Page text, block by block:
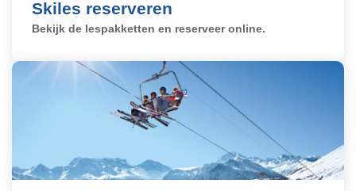
Skiles reserveren
Bekijk de lespakketten en reserveer online.